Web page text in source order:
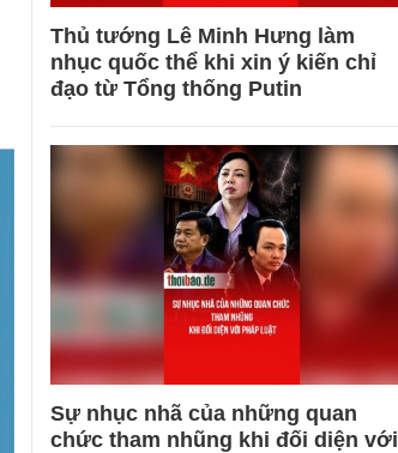
Thủ tướng Lê Minh Hưng làm
nhục quốc thể khi xin ý kiến chỉ
đạo từ Tổng thống Putin
Sự nhục nhã của những quan
chức tham nhũng khi đối diện với